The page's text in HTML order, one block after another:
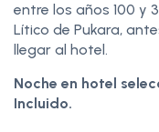
entre los años 100 y
Lítico de Pukara,
llegar al hotel.
Noche en hotel
Incluido.